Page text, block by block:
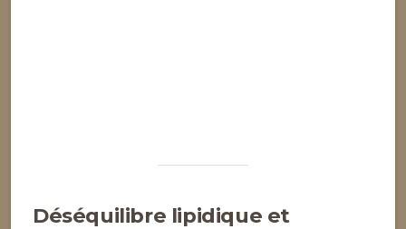
Déséquilibre lipidique et